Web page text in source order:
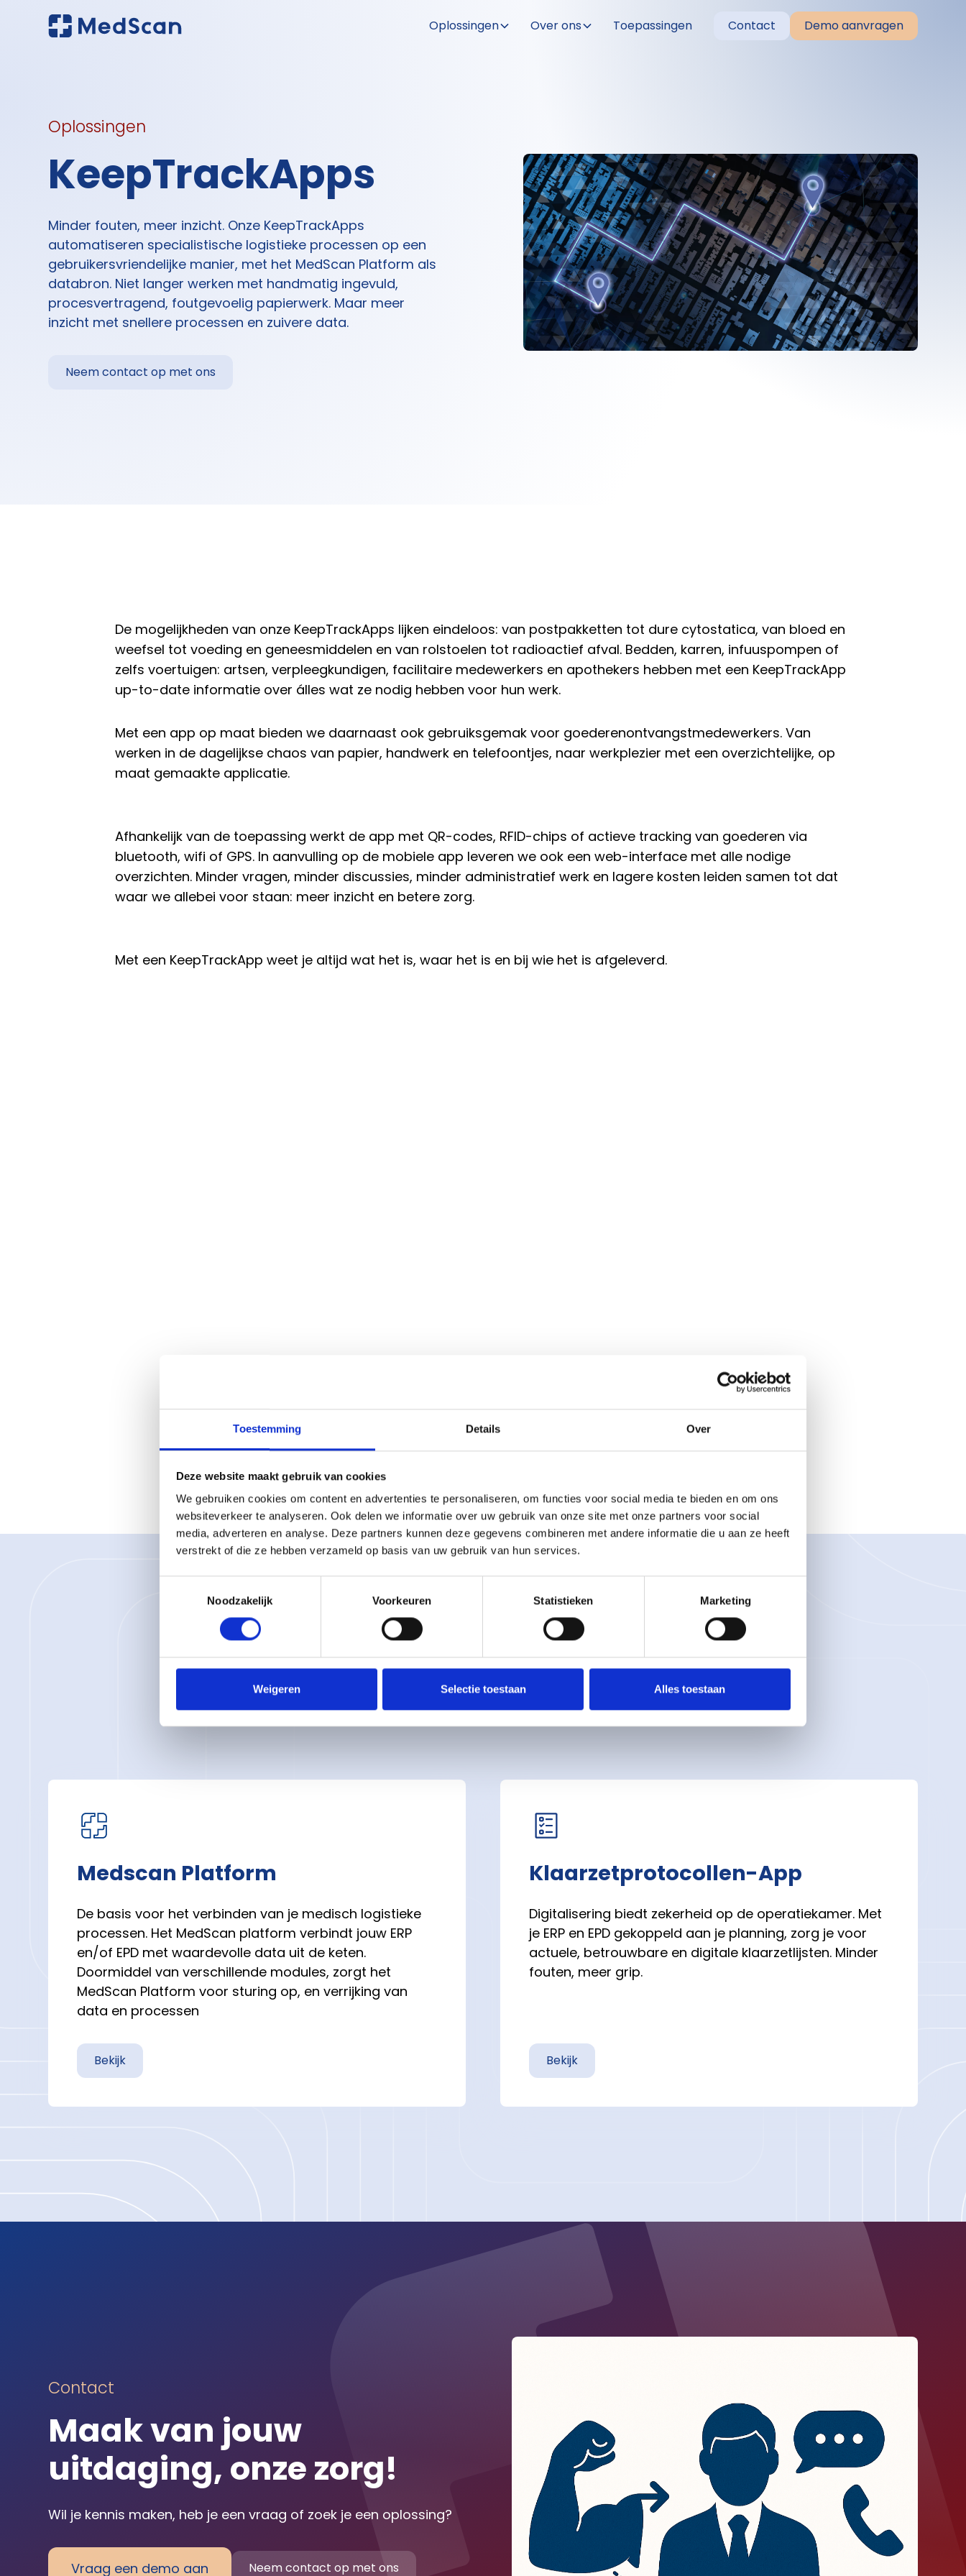
Toestemming Details Over
Deze website maakt gebruik van cookies
We gebruiken cookies om content en advertenties te personaliseren, om functies voor social media te bieden en om ons
websiteverkeer te analyseren. Ook delen we informatie over uw gebruik van onze site met onze partners voor social
media, adverteren en analyse. Deze partners kunnen deze gegevens combineren met andere informatie die u aan ze heeft
verstrekt of die ze hebben verzameld op basis van uw gebruik van hun services.
Noodzakelijk
Voorkeuren Statistieken Marketing
Weigeren Selectie toestaan Alles toestaan
Oplossingen Over ons Toepassingen Contact Demo aanvragen
Oplossingen
KeepTrackApps
Minder fouten, meer inzicht. Onze KeepTrackApps
automatiseren specialistische logistieke processen op een
gebruikersvriendelijke manier, met het MedScan Platform als
databron. Niet langer werken met handmatig ingevuld,
procesvertragend, foutgevoelig papierwerk. Maar meer
inzicht met snellere processen en zuivere data.
Neem contact op met ons
De mogelijkheden van onze KeepTrackApps lijken eindeloos: van postpakketten tot dure cytostatica, van bloed en
weefsel tot voeding en geneesmiddelen en van rolstoelen tot radioactief afval. Bedden, karren, infuuspompen of
zelfs voertuigen: artsen, verpleegkundigen, facilitaire medewerkers en apothekers hebben met een KeepTrackApp
up-to-date informatie over álles wat ze nodig hebben voor hun werk.
Met een app op maat bieden we daarnaast ook gebruiksgemak voor goederenontvangstmedewerkers. Van
werken in de dagelijkse chaos van papier, handwerk en telefoontjes, naar werkplezier met een overzichtelijke, op
maat gemaakte applicatie.
Afhankelijk van de toepassing werkt de app met QR-codes, RFID-chips of actieve tracking van goederen via
bluetooth, wifi of GPS. In aanvulling op de mobiele app leveren we ook een web-interface met alle nodige
overzichten. Minder vragen, minder discussies, minder administratief werk en lagere kosten leiden samen tot dat
waar we allebei voor staan: meer inzicht en betere zorg.
Met een KeepTrackApp weet je altijd wat het is, waar het is en bij wie het is afgeleverd.
Oplossingen
Samen werken we beter
Medscan Platform
De basis voor het verbinden van je medisch logistieke
processen. Het MedScan platform verbindt jouw ERP
en/of EPD met waardevolle data uit de keten.
Doormiddel van verschillende modules, zorgt het
MedScan Platform voor sturing op, en verrijking van
data en processen
Bekijk
Klaarzetprotocollen-App
Digitalisering biedt zekerheid op de operatiekamer. Met
je ERP en EPD gekoppeld aan je planning, zorg je voor
actuele, betrouwbare en digitale klaarzetlijsten. Minder
fouten, meer grip.
Bekijk
Contact
Maak van jouw
uitdaging, onze zorg!
Wil je kennis maken, heb je een vraag of zoek je een oplossing?
Vraag een demo aan Neem contact op met ons